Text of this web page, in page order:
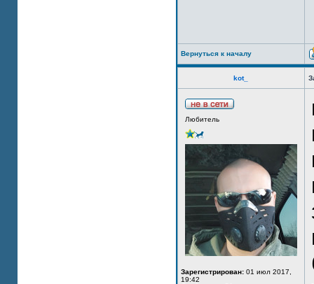
Вернуться к началу
kot_
Любитель
Зарегистрирован: 01 июл 2017,
19:42